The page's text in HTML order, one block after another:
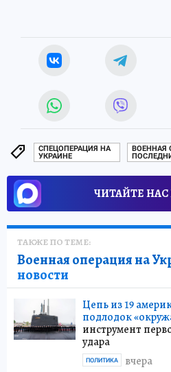
УКРАИНЕ
ЧИТАЙТЕ НАС
ТАКЖЕ ПО ТЕМЕ:
Военная операция на
новости
Цепь из 19
подлодок
инструмент
удара